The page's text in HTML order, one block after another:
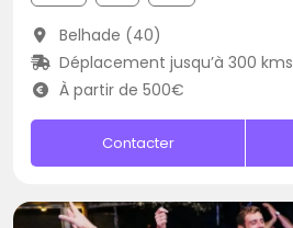
Belhade (40)
Déplacement jusqu’à 300 kms
À partir de 500€
Contacter